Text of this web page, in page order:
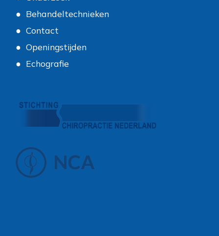
Behandeltechnieken
Contact
Openingstijden
Echografie